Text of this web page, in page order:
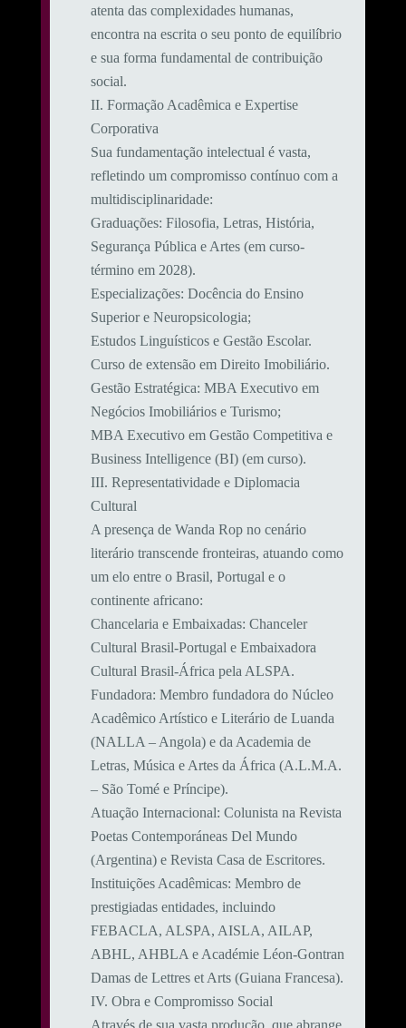
atenta das complexidades humanas,
encontra na escrita o seu ponto de equilíbrio
e sua forma fundamental de contribuição
social.
​II. Formação Acadêmica e Expertise
Corporativa
​Sua fundamentação intelectual é vasta,
refletindo um compromisso contínuo com a
multidisciplinaridade:
​Graduações: Filosofia, Letras, História,
Segurança Pública e Artes (em curso-
término em 2028).
​Especializações: Docência do Ensino
Superior e Neuropsicologia;
Estudos Linguísticos e Gestão Escolar.
Curso de extensão em Direito Imobiliário.
​Gestão Estratégica: MBA Executivo em
Negócios Imobiliários e Turismo;
MBA Executivo em Gestão Competitiva e
Business Intelligence (BI) (em curso).
​III. Representatividade e Diplomacia
Cultural
​A presença de Wanda Rop no cenário
literário transcende fronteiras, atuando como
um elo entre o Brasil, Portugal e o
continente africano:
​Chancelaria e Embaixadas: Chanceler
Cultural Brasil-Portugal e Embaixadora
Cultural Brasil-África pela ALSPA.
​Fundadora: Membro fundadora do Núcleo
Acadêmico Artístico e Literário de Luanda
(NALLA – Angola) e da Academia de
Letras, Música e Artes da África (A.L.M.A.
– São Tomé e Príncipe).
​Atuação Internacional: Colunista na Revista
Poetas Contemporáneas Del Mundo
(Argentina) e Revista Casa de Escritores.
​Instituições Acadêmicas: Membro de
prestigiadas entidades, incluindo
FEBACLA, ALSPA, AISLA, AILAP,
ABHL, AHBLA e Académie Léon-Gontran
Damas de Lettres et Arts (Guiana Francesa).
​IV. Obra e Compromisso Social
​Através de sua vasta produção, que abrange